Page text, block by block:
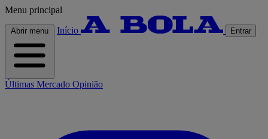
Menu principal
Abrir menu Início Entrar
Últimas Mercado Opinião